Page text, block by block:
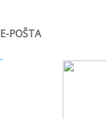
E-POŠTA